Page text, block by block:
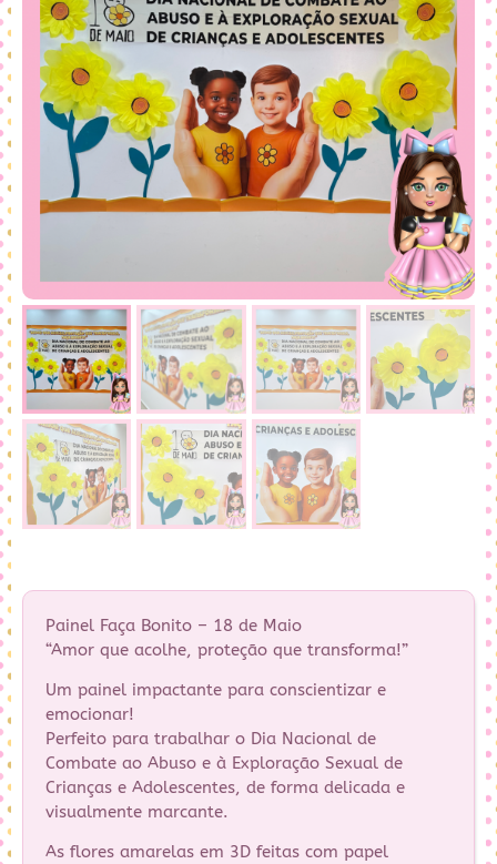
Painel Faça Bonito – 18 de Maio
“Amor que acolhe, proteção que transforma!”
Um painel impactante para conscientizar e
emocionar!
Perfeito para trabalhar o Dia Nacional de
Combate ao Abuso e à Exploração Sexual de
Crianças e Adolescentes, de forma delicada e
visualmente marcante.
As flores amarelas em 3D feitas com papel